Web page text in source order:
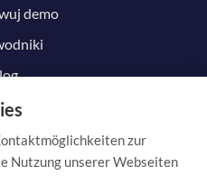
demo
zur
Nutzung unserer Webseiten